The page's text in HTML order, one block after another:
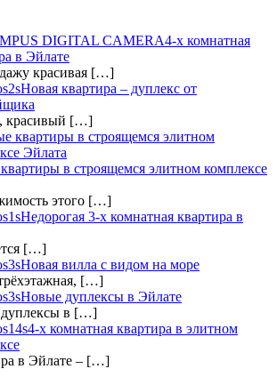
4-х комнатная
в Эйлате
красивая […]
Новая квартира – дуплекс от
красивый […]
в строящемся элитном комплексе
этого […]
Недорогая 3-х комнатная квартира в
[…]
Новая вилла с видом на море
[…]
Новые дуплексы в Эйлате
в […]
4-х комнатная квартира в элитном
в Эйлате – […]